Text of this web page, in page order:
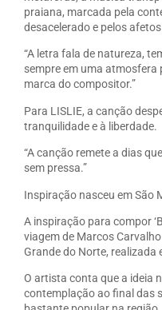
praiana, marcada pela
desacelerado e pelos
“A letra fala de natureza,
sempre em uma
marca do compositor.”
Para LISLIE, a canção
tranquilidade e à liberdade.
“A canção remete a dias
sem pressa.”
Inspiração nasceu em São
A inspiração para compor
viagem de Marcos
Grande do Norte, realizada
O artista conta que a ideia
contemplação ao final das